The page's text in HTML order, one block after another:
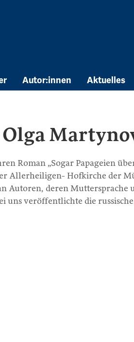
Autor:innen Aktuelles
Roman „Sogar Papageien
Allerheiligen- Hofkirche der
Autoren, deren
uns veröffentlichte die